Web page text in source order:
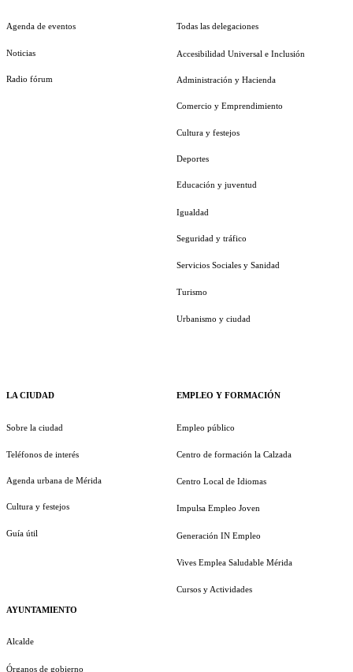
Agenda de eventos
Noticias
Radio fórum
LA CIUDAD
Sobre la ciudad
Teléfonos de interés
Agenda urbana de Mérida
Cultura y festejos
Guía útil
AYUNTAMIENTO
Alcalde
Órganos de gobierno
Todas las delegaciones
Accesibilidad Universal e Inclusión
Administración y Hacienda
Comercio y Emprendimiento
Cultura y festejos
Deportes
Educación y juventud
Igualdad
Seguridad y tráfico
Servicios Sociales y Sanidad
Turismo
Urbanismo y ciudad
EMPLEO Y FORMACIÓN
Empleo público
Centro de formación la Calzada
Centro Local de Idiomas
Impulsa Empleo Joven
Generación IN Empleo
Vives Emplea Saludable Mérida
Cursos y Actividades